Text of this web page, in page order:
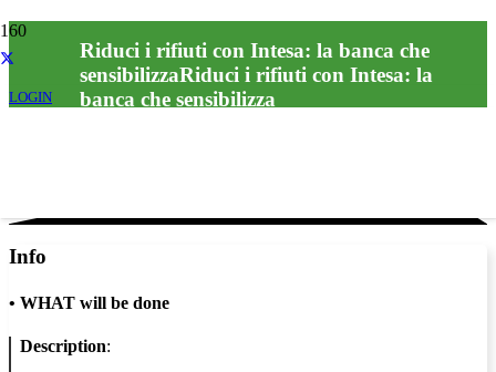
LOGIN
Riduci i rifiuti con Intesa: la banca che
sensibilizzaRiduci i rifiuti con Intesa: la
banca che sensibilizza
Info
• WHAT will be done
Description: